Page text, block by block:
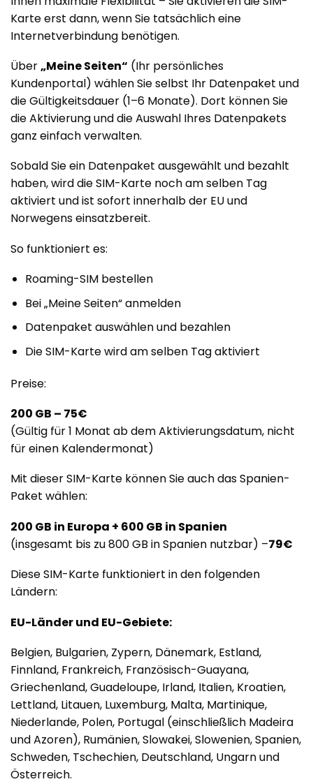
Karte erst dann, wenn Sie tatsächlich eine
Internetverbindung benötigen.
Über„Meine Seiten“ (Ihr persönliches
Kundenportal) wählen Sie selbst Ihr Datenpaket und
die Gültigkeitsdauer (1–6 Monate). Dort können Sie
die Aktivierung und die Auswahl Ihres Datenpakets
ganz einfach verwalten.
Sobald Sie ein Datenpaket ausgewählt und bezahlt
haben, wird die SIM-Karte noch am selben Tag
aktiviert und ist sofort innerhalb der EU und
Norwegens einsatzbereit.
So funktioniert es:
Roaming-SIM bestellen
Bei „Meine Seiten“ anmelden
Datenpaket auswählen und bezahlen
Die SIM-Karte wird am selben Tag aktiviert
Preise:
200 GB – 75€
(Gültig für 1 Monat ab dem Aktivierungsdatum, nicht
für einen Kalendermonat)
Mit dieser SIM-Karte können Sie auch das Spanien-
Paket wählen:
200 GB in Europa + 600 GB in Spanien
(insgesamt bis zu 800 GB in Spanien nutzbar) –79€
Diese SIM-Karte funktioniert in den folgenden
Ländern:
EU-Länder und EU-Gebiete:
Belgien, Bulgarien, Zypern, Dänemark, Estland,
Finnland, Frankreich, Französisch-Guayana,
Griechenland, Guadeloupe, Irland, Italien, Kroatien,
Lettland, Litauen, Luxemburg, Malta, Martinique,
Niederlande, Polen, Portugal (einschließlich Madeira
und Azoren), Rumänien, Slowakei, Slowenien, Spanien,
Schweden, Tschechien, Deutschland, Ungarn und
Österreich.